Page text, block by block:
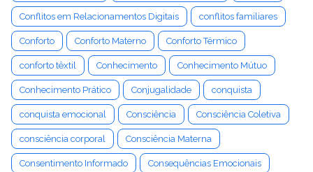
Conflitos em Relacionamentos Digitais conflitos familiares
Conforto Conforto Materno Conforto Térmico
conforto têxtil Conhecimento Conhecimento Mútuo
Conhecimento Prático Conjugalidade conquista
conquista emocional Consciência Consciência Coletiva
consciência corporal Consciência Materna
Consentimento Informado Consequências Emocionais